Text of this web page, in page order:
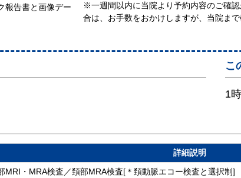
報告書と画像デー
※一週間以内に当院より予約内容のご確
合は、お手数をおかけしますが、当院ま
こ
1
詳細説明
MRI・MRA検査／頚部MRA検査[＊頚動脈エコー検査と選択制]